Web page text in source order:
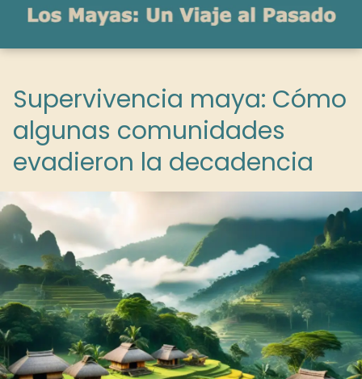
Supervivencia maya: Cómo
algunas comunidades
evadieron la decadencia